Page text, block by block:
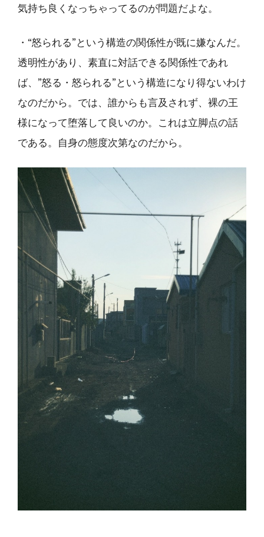
気持ち良くなっちゃってるのが問題だよな。
・“怒られる”という構造の関係性が既に嫌なんだ。
透明性があり、素直に対話できる関係性であれ
ば、”怒る・怒られる”という構造になり得ないわけ
なのだから。では、誰からも言及されず、裸の王
様になって堕落して良いのか。これは立脚点の話
である。自身の態度次第なのだから。